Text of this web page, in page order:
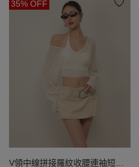
35% OFF
V領中線拼接羅紋收腰連袖短版